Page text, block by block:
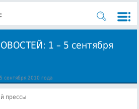
1 – 5 сентября
сентября 2010 года
прессы